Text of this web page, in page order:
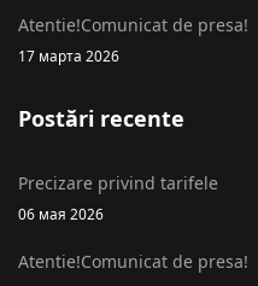
Atentie!Comunicat de presa!
17 марта 2026
Postări recente
Precizare privind tarifele
06 мая 2026
Atentie!Comunicat de presa!